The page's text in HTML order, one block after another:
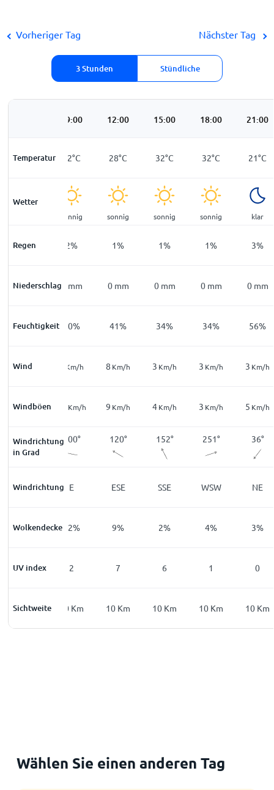
Vorheriger Tag
3 Stunden Stündliche
Nächster Tag
09:00 12:00 15:00 18:00 21:00
Temperatur
14°C 22°C 28°C 32°C 32°C 21°C
Wetter
sonnig sonnig sonnig sonnig klar
Regen
5% 2% 1% 1% 1% 3%
Niederschlag
0 mm 0 mm 0 mm 0 mm 0 mm 0 mm
Feuchtigkeit
64% 50% 41% 34% 34% 56%
Wind
7Km/h Km/h 8 Km/h 3 Km/h 3 Km/h 3 Km/h
Windböen
15Km/h Km/h 9 Km/h 4Km/h 3 Km/h 5 Km/h
Windrichtung
in Grad
54° 100° 120° 152° 251° 36°
Windrichtung
NE E ESE SSE WSW NE
Wolkendecke
11% 12% 9% 2% 4% 3%
UV index
0 2 7 6 1 0
Sichtweite
10Km 10 Km 10 Km 10 Km 10 Km 10 Km
Wählen Sie einen anderen Tag